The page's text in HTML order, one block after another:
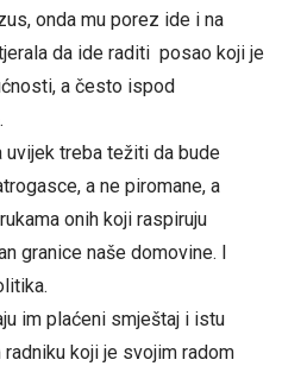
onda mu porez ide i na
da ide raditi posao koji je
a često ispod
treba težiti da bude
a ne piromane, a
onih koji raspiruju
granice naše domovine. I
im plaćeni smještaj i istu
koji je svojim radom